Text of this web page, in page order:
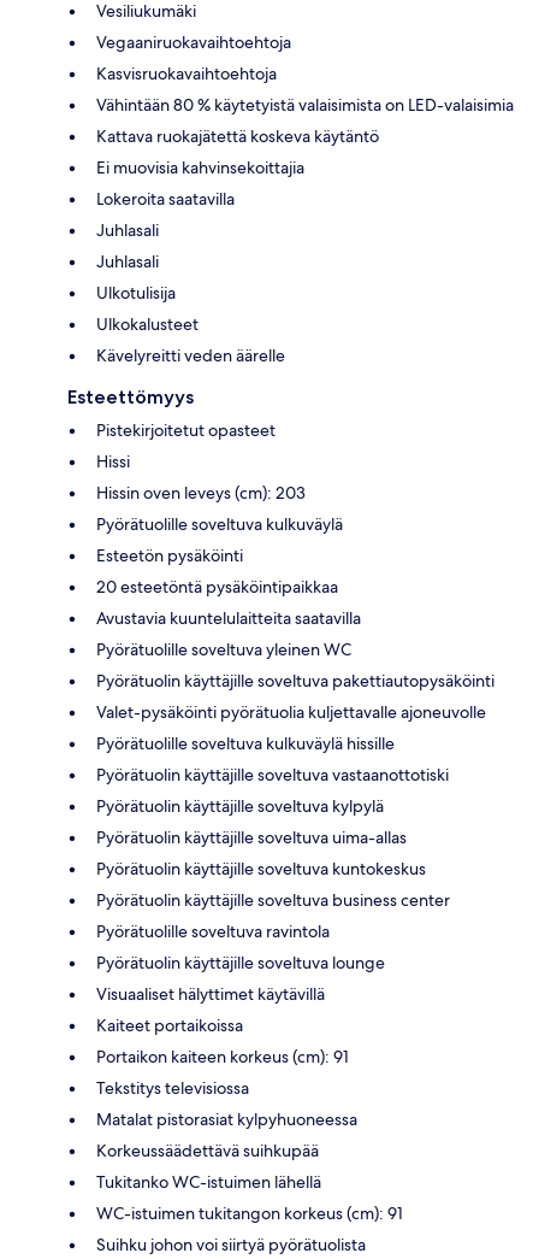
Vesiliukumäki
Vegaaniruokavaihtoehtoja
Kasvisruokavaihtoehtoja
Vähintään 80 % käytetyistä valaisimista on LED-valaisimia
Kattava ruokajätettä koskeva käytäntö
Ei muovisia kahvinsekoittajia
Lokeroita saatavilla
Juhlasali
Juhlasali
Ulkotulisija
Ulkokalusteet
Kävelyreitti veden äärelle
Esteettömyys
Pistekirjoitetut opasteet
Hissi
Hissin oven leveys (cm): 203
Pyörätuolille soveltuva kulkuväylä
Esteetön pysäköinti
20 esteetöntä pysäköintipaikkaa
Avustavia kuuntelulaitteita saatavilla
Pyörätuolille soveltuva yleinen WC
Pyörätuolin käyttäjille soveltuva pakettiautopysäköinti
Valet-pysäköinti pyörätuolia kuljettavalle ajoneuvolle
Pyörätuolille soveltuva kulkuväylä hissille
Pyörätuolin käyttäjille soveltuva vastaanottotiski
Pyörätuolin käyttäjille soveltuva kylpylä
Pyörätuolin käyttäjille soveltuva uima-allas
Pyörätuolin käyttäjille soveltuva kuntokeskus
Pyörätuolin käyttäjille soveltuva business center
Pyörätuolille soveltuva ravintola
Pyörätuolin käyttäjille soveltuva lounge
Visuaaliset hälyttimet käytävillä
Kaiteet portaikoissa
Portaikon kaiteen korkeus (cm): 91
Tekstitys televisiossa
Matalat pistorasiat kylpyhuoneessa
Korkeussäädettävä suihkupää
Tukitanko WC-istuimen lähellä
WC-istuimen tukitangon korkeus (cm): 91
Suihku johon voi siirtyä pyörätuolista